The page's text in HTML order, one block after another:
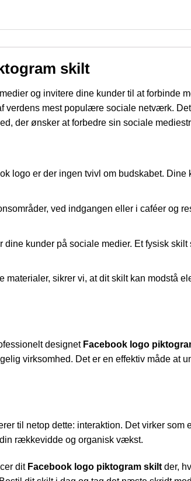
skilt
og invitere dine kunder til at forbinde
mest populære sociale netværk.
der ønsker at forbedre sin sociale
logo er der ingen tvivl om budskabet.
ved indgangen eller i caféer og
dine kunder på sociale medier. Et fysisk
materialer, sikrer vi, at dit skilt kan modstå
designet Facebook logo
virksomhed. Det er en effektiv måde at
til netop dette: interaktion. Det virker
rækkevidde og organisk vækst.
dit Facebook logo piktogram skilt der,